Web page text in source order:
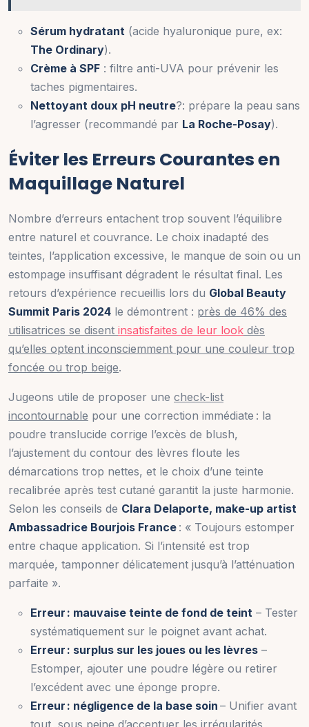
Sérum hydratant (acide hyaluronique pure, ex:
The Ordinary).
Crème à SPF : filtre anti-UVA pour prévenir les
taches pigmentaires.
Nettoyant doux pH neutre?: prépare la peau sans
l’agresser (recommandé par La Roche-Posay).
Éviter les Erreurs Courantes en
Maquillage Naturel
Nombre d’erreurs entachent trop souvent l’équilibre
entre naturel et couvrance. Le choix inadapté des
teintes, l’application excessive, le manque de soin ou un
estompage insuffisant dégradent le résultat final. Les
retours d’expérience recueillis lors du Global Beauty
Summit Paris 2024 le démontrent : près de 46% des
utilisatrices se disent insatisfaites de leur look dès
qu’elles optent inconsciemment pour une couleur trop
foncée ou trop beige.
Jugeons utile de proposer une check-list
incontournable pour une correction immédiate : la
poudre translucide corrige l’excès de blush,
l’ajustement du contour des lèvres floute les
démarcations trop nettes, et le choix d’une teinte
recalibrée après test cutané garantit la juste harmonie.
Selon les conseils de Clara Delaporte, make-up artist
Ambassadrice Bourjois France : « Toujours estomper
entre chaque application. Si l’intensité est trop
marquée, tamponner délicatement jusqu’à l’atténuation
parfaite ».
Erreur : mauvaise teinte de fond de teint – Tester
systématiquement sur le poignet avant achat.
Erreur : surplus sur les joues ou les lèvres –
Estomper, ajouter une poudre légère ou retirer
l’excédent avec une éponge propre.
Erreur : négligence de la base soin – Unifier avant